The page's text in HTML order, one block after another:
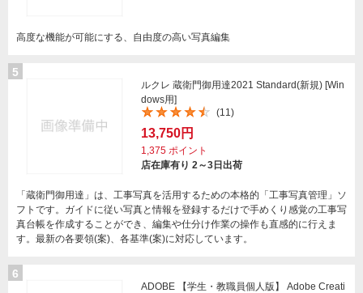
高度な機能が可能にする、自由度の高い写真編集
5
ルクレ 蔵衛門御用達2021 Standard(新規) [Win
dows用]
(11)
13,750円
1,375 ポイント
店在庫有り 2～3日出荷
「蔵衛門御用達」は、工事写真を活用するための本格的「工事写真管理」ソ
フトです。ガイドに従い写真と情報を登録するだけで手めくり感覚の工事写
真台帳を作成することができ、編集や仕分け作業の操作も直感的に行えま
す。最新の各要領(案)、各基準(案)に対応しています。
6
ADOBE 【学生・教職員個人版】 Adobe Creati